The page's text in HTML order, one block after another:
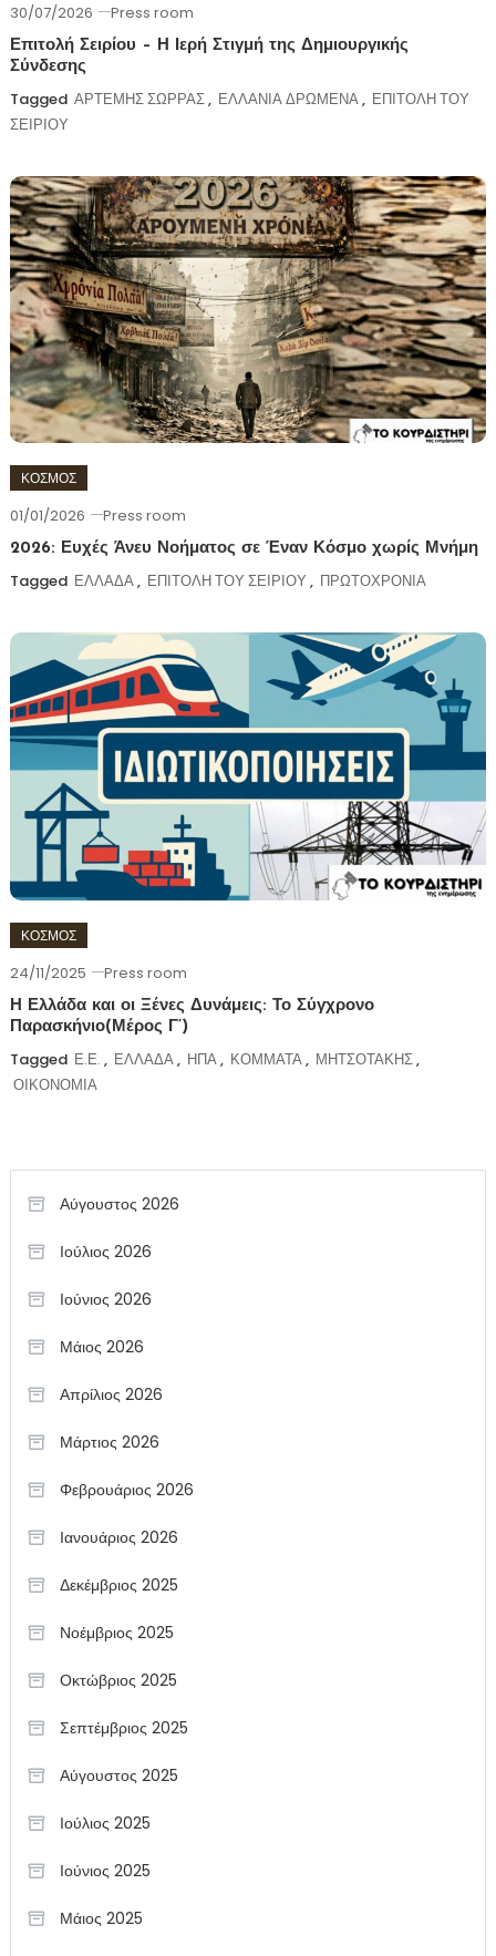
30/07/2026 Press room
Επιτολή Σειρίου – Η Ιερή Στιγμή της Δημιουργικής
Σύνδεσης
Tagged ΑΡΤΕΜΗΣ ΣΩΡΡΑΣ, ΕΛΛΑΝΙΑ ΔΡΩΜΕΝΑ, ΕΠΙΤΟΛΗ ΤΟΥ
ΣΕΙΡΙΟΥ
ΚΟΣΜΟΣ
01/01/2026 Press room
2026: Ευχές Άνευ Νοήματος σε Έναν Κόσμο χωρίς Μνήμη
Tagged ΕΛΛΑΔΑ, ΕΠΙΤΟΛΗ ΤΟΥ ΣΕΙΡΙΟΥ , ΠΡΩΤΟΧΡΟΝΙΑ
ΚΟΣΜΟΣ
24/11/2025 Press room
Η Ελλάδα και οι Ξένες Δυνάμεις: Το Σύγχρονο
Παρασκήνιο(Μέρος Γ’)
Tagged Ε.Ε. , ΕΛΛΑΔΑ, ΗΠΑ, ΚΟΜΜΑΤΑ, ΜΗΤΣΟΤΑΚΗΣ,
ΟΙΚΟΝΟΜΙΑ
Αύγουστος 2026
Ιούλιος 2026
Ιούνιος 2026
Μάιος 2026
Απρίλιος 2026
Μάρτιος 2026
Φεβρουάριος 2026
Ιανουάριος 2026
Δεκέμβριος 2025
Νοέμβριος 2025
Οκτώβριος 2025
Σεπτέμβριος 2025
Αύγουστος 2025
Ιούλιος 2025
Ιούνιος 2025
Μάιος 2025